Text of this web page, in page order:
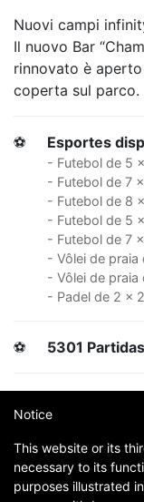
Nuovi campi
Il nuovo Bar
rinnovato è
coperta sul parco.
⚽ Esportes
- Futebol de 5
- Futebol de 7
- Futebol de 8
- Futebol de 5
- Futebol de 7
- Vôlei de praia
- Vôlei de praia
- Padel de 2 x 2
⚽ 5301
⚽ 11205
Notice
This website or its
necessary to its
purposes illustrated